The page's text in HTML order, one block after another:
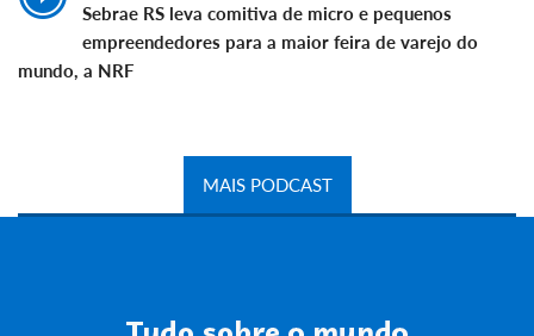
Sebrae RS leva comitiva de micro e pequenos
empreendedores para a maior feira de varejo do
mundo, a NRF
MAIS PODCAST